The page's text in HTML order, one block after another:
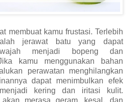
membuat kamu frustasi. Terlebih
jerawat batu yang dapat
menjadi bopeng dan
kamu menggunakan bahan
perawatan menghilangkan
dapat menimbulkan efek
kering dan iritasi kulit.